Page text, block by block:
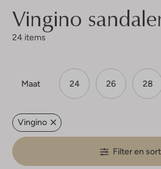
Vingino
24 items
Maat 24 26 28
Vingino
Filter en